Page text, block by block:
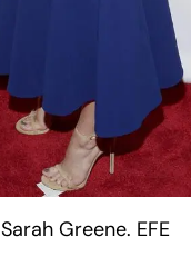
Sarah Greene. EFE